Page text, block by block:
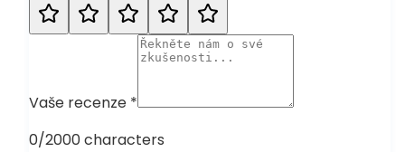
Vaše recenze *
0/2000 characters